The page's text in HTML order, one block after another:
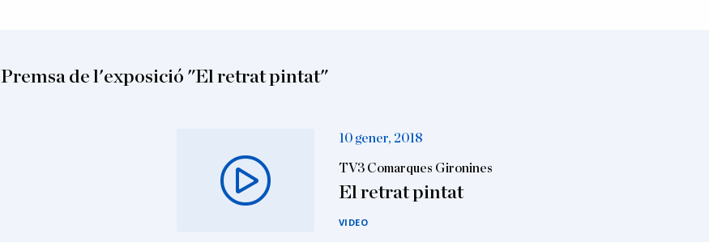
Premsa de l'exposició "El retrat pintat"
10 gener, 2018
TV3 Comarques Gironines
El retrat pintat
VIDEO